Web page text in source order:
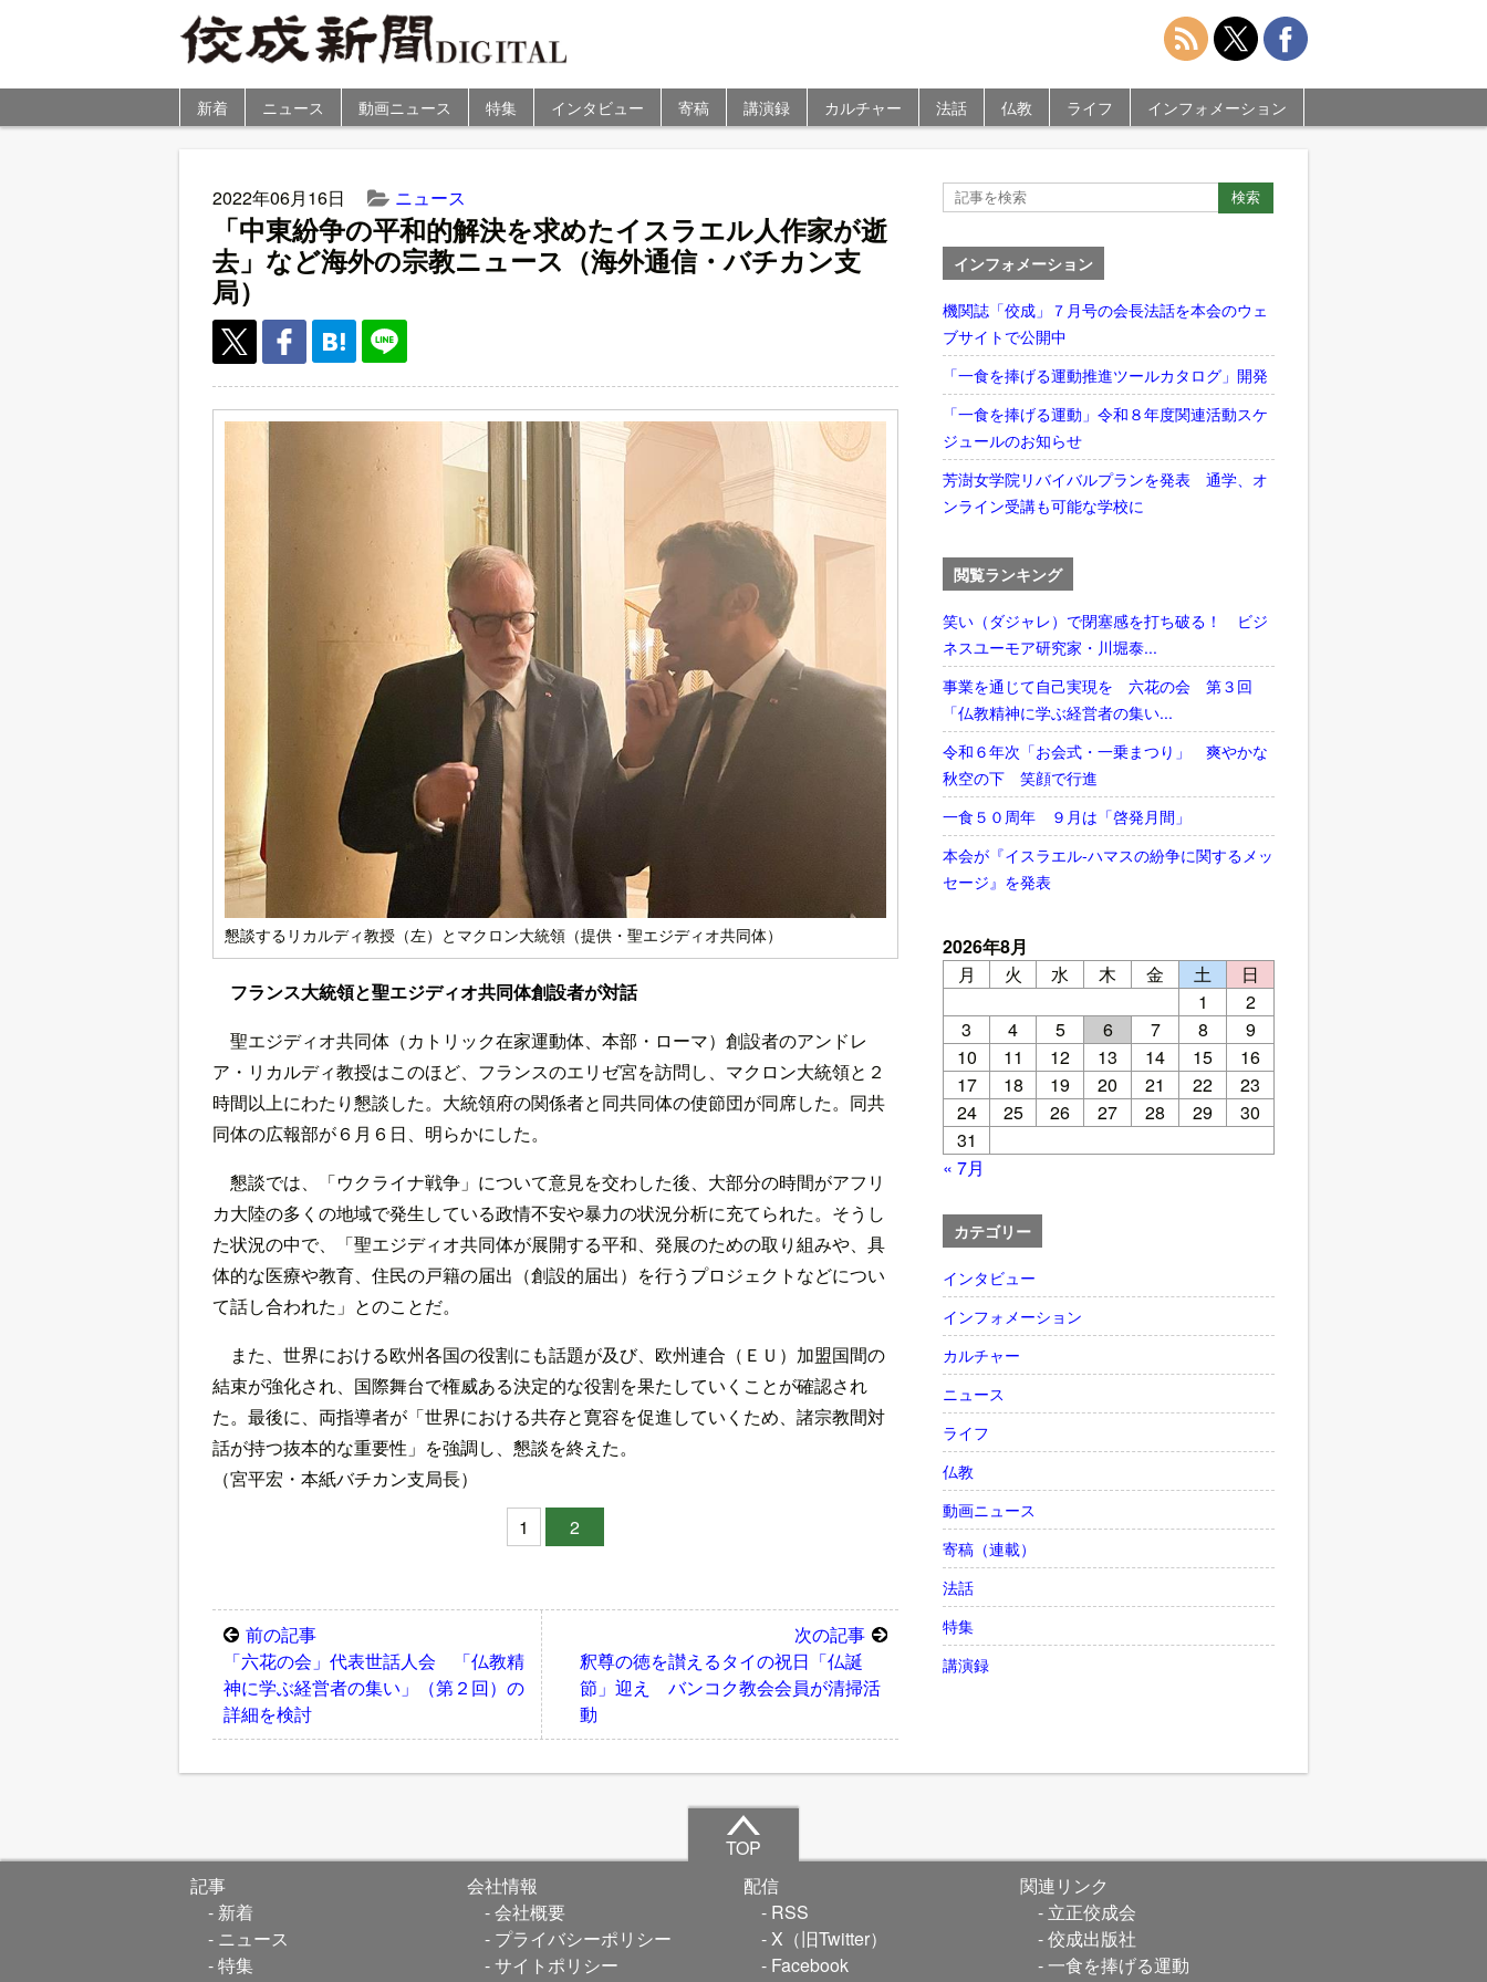
新着 ニュース 動画ニュース 特集 インタビュー 寄稿 講演録 カルチャー 法話 仏教 ライフ インフォメーション
2022年06月16日 ニュース
「中東紛争の平和的解決を求めたイスラエル人作家が逝
去」など海外の宗教ニュース（海外通信・バチカン支
局）
懇談するリカルディ教授（左）とマクロン大統領（提供・聖エジディオ共同体）
フランス大統領と聖エジディオ共同体創設者が対話
聖エジディオ共同体（カトリック在家運動体、本部・ローマ）創設者のアンドレ
ア・リカルディ教授はこのほど、フランスのエリゼ宮を訪問し、マクロン大統領と２
時間以上にわたり懇談した。大統領府の関係者と同共同体の使節団が同席した。同共
同体の広報部が６月６日、明らかにした。
懇談では、「ウクライナ戦争」について意見を交わした後、大部分の時間がアフリ
カ大陸の多くの地域で発生している政情不安や暴力の状況分析に充てられた。そうし
た状況の中で、「聖エジディオ共同体が展開する平和、発展のための取り組みや、具
体的な医療や教育、住民の戸籍の届出（創設的届出）を行うプロジェクトなどについ
て話し合われた」とのことだ。
また、世界における欧州各国の役割にも話題が及び、欧州連合（ＥＵ）加盟国間の
結束が強化され、国際舞台で権威ある決定的な役割を果たしていくことが確認され
た。最後に、両指導者が「世界における共存と寛容を促進していくため、諸宗教間対
話が持つ抜本的な重要性」を強調し、懇談を終えた。
（宮平宏・本紙バチカン支局長）
1
2
前の記事
「六花の会」代表世話人会 「仏教精
神に学ぶ経営者の集い」（第２回）の
詳細を検討
次の記事
釈尊の徳を讃えるタイの祝日「仏誕
節」迎え バンコク教会会員が清掃活
動
インフォメーション
機関誌「佼成」７月号の会長法話を本会のウェ
ブサイトで公開中
「一食を捧げる運動推進ツールカタログ」開発
「一食を捧げる運動」令和８年度関連活動スケ
ジュールのお知らせ
芳澍女学院リバイバルプランを発表 通学、オ
ンライン受講も可能な学校に
閲覧ランキング
笑い（ダジャレ）で閉塞感を打ち破る！ ビジ
ネスユーモア研究家・川堀泰...
事業を通じて自己実現を 六花の会 第３回
「仏教精神に学ぶ経営者の集い...
令和６年次「お会式・一乗まつり」 爽やかな
秋空の下 笑顔で行進
一食５０周年 ９月は「啓発月間」
本会が『イスラエル‐ハマスの紛争に関するメッ
セージ』を発表
2026年8月
月
火 水 木 金 土
日
1
2
3
4 5 6 7 8
9
10
11 12 13 14 15
16
17
18 19 20 21 22
23
24
25 26 27 28 29
30
31
« 7月
カテゴリー
インタビュー
インフォメーション
カルチャー
ニュース
ライフ
仏教
動画ニュース
寄稿（連載）
法話
特集
講演録
TOP
記事
新着
ニュース
特集
会社情報
会社概要
プライバシーポリシー
サイトポリシー
配信
RSS
X（旧Twitter）
Facebook
関連リンク
立正佼成会
佼成出版社
一食を捧げる運動